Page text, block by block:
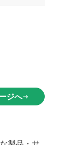
ジへarrow_right_alt